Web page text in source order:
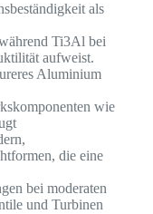
als
Ti3Al bei
aufweist.
Aluminium
wie
die eine
bei moderaten
und Turbinen